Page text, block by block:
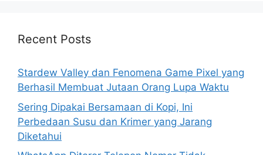
h
r
:
Recent Posts
Stardew Valley dan Fenomena Game Pixel yang
Berhasil Membuat Jutaan Orang Lupa Waktu
Sering Dipakai Bersamaan di Kopi, Ini
Perbedaan Susu dan Krimer yang Jarang
Diketahui